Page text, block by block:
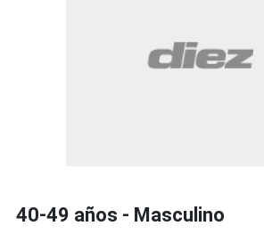
40-49 años - Masculino